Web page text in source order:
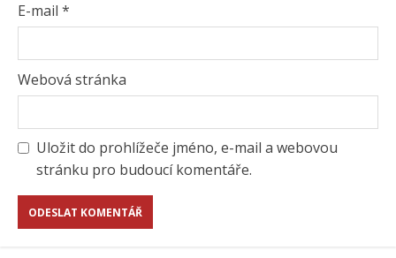
E-mail *
Webová stránka
Uložit do prohlížeče jméno, e-mail a webovou
stránku pro budoucí komentáře.